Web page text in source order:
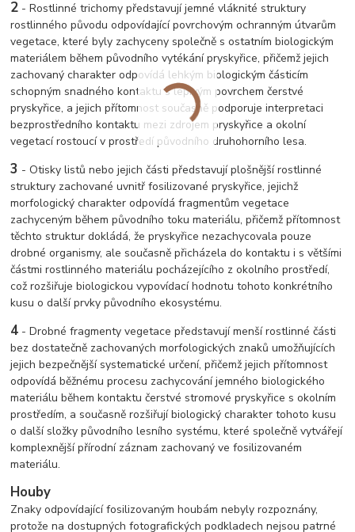
2 - Rostlinné trichomy představují jemné vláknité struktury
rostlinného původu odpovídající povrchovým ochranným útvarům
vegetace, které byly zachyceny společně s ostatním biologickým
materiálem během původního vytékání pryskyřice, přičemž jejich
zachovaný charakter odpovídá lehkým biologickým částicím
schopným snadného kontaktu s lepivým povrchem čerstvé
pryskyřice, a jejich přítomnost současně podporuje interpretaci
bezprostředního kontaktu mezi zdrojem pryskyřice a okolní
vegetací rostoucí v prostředí původního druhohorního lesa.
3 - Otisky listů nebo jejich části představují plošnější rostlinné
struktury zachované uvnitř fosilizované pryskyřice, jejichž
morfologický charakter odpovídá fragmentům vegetace
zachyceným během původního toku materiálu, přičemž přítomnost
těchto struktur dokládá, že pryskyřice nezachycovala pouze
drobné organismy, ale současně přicházela do kontaktu i s většími
částmi rostlinného materiálu pocházejícího z okolního prostředí,
což rozšiřuje biologickou vypovídací hodnotu tohoto konkrétního
kusu o další prvky původního ekosystému.
4 - Drobné fragmenty vegetace představují menší rostlinné části
bez dostatečně zachovaných morfologických znaků umožňujících
jejich bezpečnější systematické určení, přičemž jejich přítomnost
odpovídá běžnému procesu zachycování jemného biologického
materiálu během kontaktu čerstvé stromové pryskyřice s okolním
prostředím, a současně rozšiřují biologický charakter tohoto kusu
o další složky původního lesního systému, které společně vytvářejí
komplexnější přírodní záznam zachovaný ve fosilizovaném
materiálu.
Houby
Znaky odpovídající fosilizovaným houbám nebyly rozpoznány,
protože na dostupných fotografických podkladech nejsou patrné